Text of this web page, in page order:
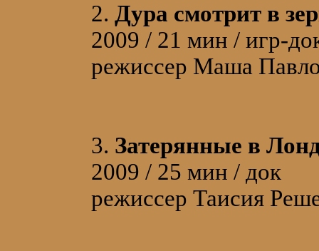
2. Дура смотрит в
2009 / 21 мин / игр-
режиссер Маша
3. Затерянные в
2009 / 25 мин / док
режиссер Таисия